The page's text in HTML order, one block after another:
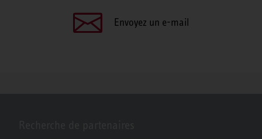
Envoyez un e-mail